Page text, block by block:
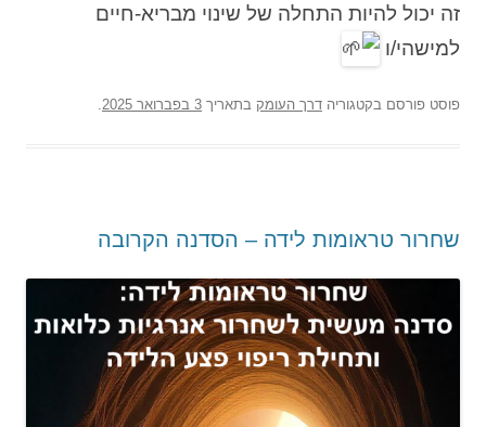
זה יכול להיות התחלה של שינוי מבריא-חיים
למישהי/ו
פוסט פורסם בקטגוריה דרך העומק בתאריך 3 בפברואר 2025
שחרור טראומות לידה – הסדנה הקרובה